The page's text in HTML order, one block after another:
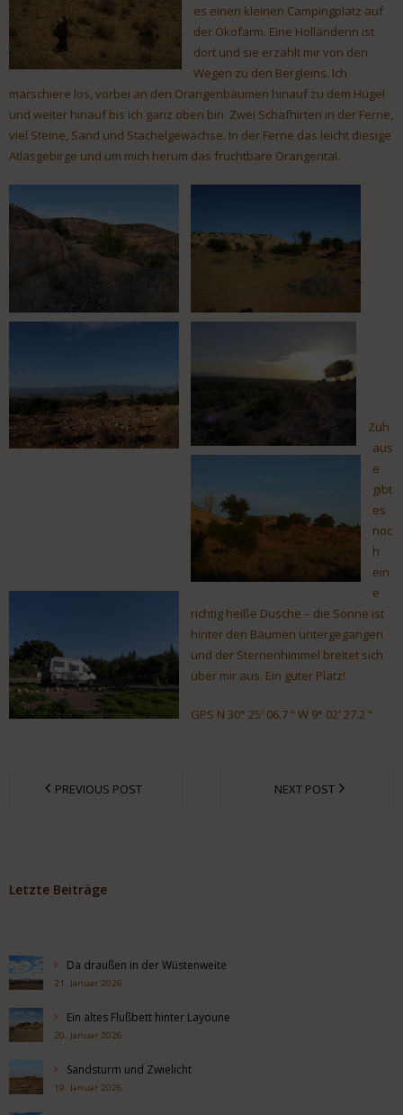
es einen kleinen Campingplatz auf
der Ökofarm. Eine Holländerin ist
dort und sie erzählt mir von den
Wegen zu den Bergleins. Ich
marschiere los, vorbei an den Orangenbäumen hinauf zu dem Hügel
und weiter hinauf bis ich ganz oben bin. Zwei Schafhirten in der Ferne,
viel Steine, Sand und Stachelgewächse. In der Ferne das leicht diesige
Atlasgebirge und um mich herum das fruchtbare Orangental.
Zuh
aus
e
gibt
es
noc
h
ein
e
richtig heiße Dusche – die Sonne ist
hinter den Bäumen untergegangen
und der Sternenhimmel breitet sich
über mir aus. Ein guter Platz!
GPS N 30° 25′ 06.7 “ W 9° 02′ 27.2 “
PREVIOUS POST NEXT POST
Letzte Beiträge
Da draußen in der Wüstenweite
21. Januar 2026
Ein altes Flußbett hinter Layoune
20. Januar 2026
Sandsturm und Zwielicht
19. Januar 2026